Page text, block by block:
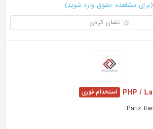
(برای مشاهده حقوق وارد شوید)
نشان کردن